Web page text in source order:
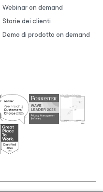
Webinar on demand
Storie dei clienti
Demo di prodotto on demand